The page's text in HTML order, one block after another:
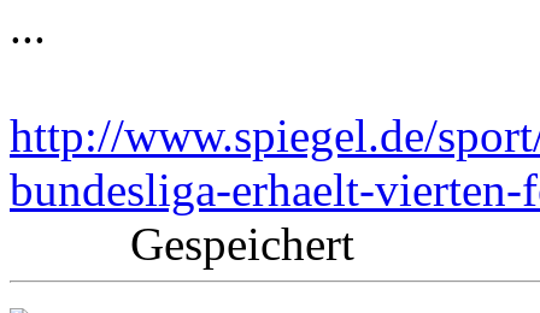
...
http://www.spiegel.de/
bundesliga-erhaelt-
Gespeichert